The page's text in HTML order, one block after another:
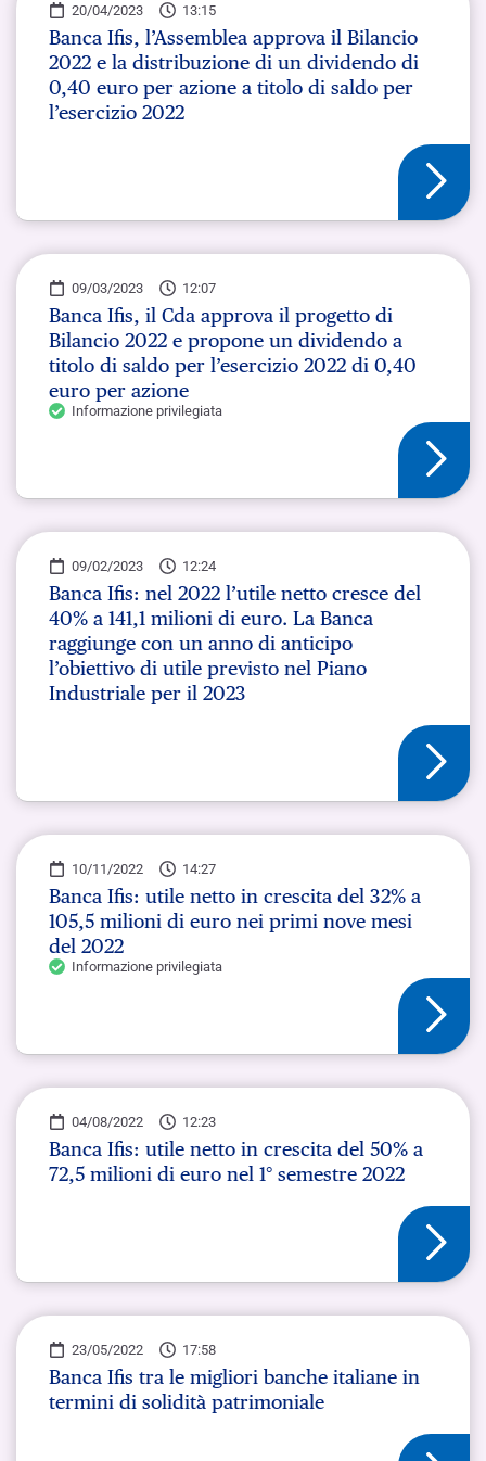
20/04/2023 13:15
Banca Ifis, l’Assemblea approva il Bilancio
2022 e la distribuzione di un dividendo di
0,40 euro per azione a titolo di saldo per
l’esercizio 2022
09/03/2023 12:07
Banca Ifis, il Cda approva il progetto di
Bilancio 2022 e propone un dividendo a
titolo di saldo per l’esercizio 2022 di 0,40
euro per azione
Informazione privilegiata
09/02/2023 12:24
Banca Ifis: nel 2022 l’utile netto cresce del
40% a 141,1 milioni di euro. La Banca
raggiunge con un anno di anticipo
l’obiettivo di utile previsto nel Piano
Industriale per il 2023
10/11/2022 14:27
Banca Ifis: utile netto in crescita del 32% a
105,5 milioni di euro nei primi nove mesi
del 2022
Informazione privilegiata
04/08/2022 12:23
Banca Ifis: utile netto in crescita del 50% a
72,5 milioni di euro nel 1° semestre 2022
23/05/2022 17:58
Banca Ifis tra le migliori banche italiane in
termini di solidità patrimoniale